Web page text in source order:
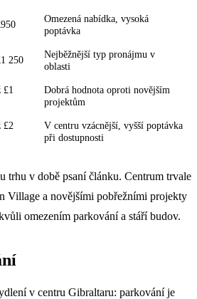
Omezená nabídka, vysoká
poptávka
250
Nejběžnější typ pronájmu v
oblasti
£1
Dobrá hodnota oproti novějším
projektům
£2
V centru vzácnější, vyšší poptávka
při dostupnosti
trhu v době psaní článku. Centrum trvale
Village a novějšími pobřežními projekty
omezením parkování a stáří budov.
v centru Gibraltaru: parkování je